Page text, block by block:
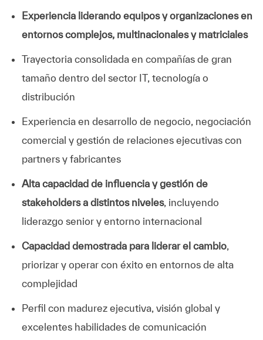
Experiencia liderando equipos y organizaciones en
entornos complejos, multinacionales y matriciales
Trayectoria consolidada en compañías de gran
tamaño dentro del sector IT, tecnología o
distribución
Experiencia en desarrollo de negocio, negociación
comercial y gestión de relaciones ejecutivas con
partners y fabricantes
Alta capacidad de influencia y gestión de
stakeholders a distintos niveles, incluyendo
liderazgo senior y entorno internacional
Capacidad demostrada para liderar el cambio,
priorizar y operar con éxito en entornos de alta
complejidad
Perfil con madurez ejecutiva, visión global y
excelentes habilidades de comunicación